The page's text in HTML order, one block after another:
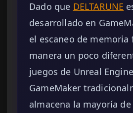
Dado que DELTARUNE
desarrollado en
el escaneo de memoria
manera un poco
juegos de Unreal
GameMaker
almacena la mayoría